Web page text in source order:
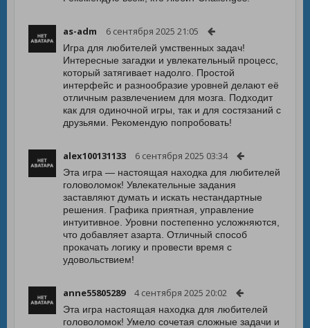
as-adm 6 сентября 2025 21:05
Игра для любителей умственных задач!
Интересные загадки и увлекательный процесс,
который затягивает надолго. Простой
интерфейс и разнообразие уровней делают её
отличным развлечением для мозга. Подходит
как для одиночной игры, так и для состязаний с
друзьями. Рекомендую попробовать!
alex100131133 6 сентября 2025 03:34
Эта игра — настоящая находка для любителей
головоломок! Увлекательные задания
заставляют думать и искать нестандартные
решения. Графика приятная, управление
интуитивное. Уровни постепенно усложняются,
что добавляет азарта. Отличный способ
прокачать логику и провести время с
удовольствием!
anne55805289 4 сентября 2025 20:02
Эта игра настоящая находка для любителей
головоломок! Умело сочетая сложные задачи и